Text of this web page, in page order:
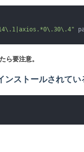
ら要注意。
ンストールされて